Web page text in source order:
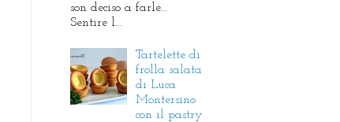
son deciso a farle...
Sentire l...
Tartelette di
frolla salata
di Luca
Montersino
con il pastry